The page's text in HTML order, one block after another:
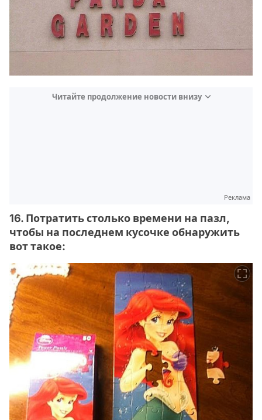
Читайте продолжение новости внизу
Реклама
16. Потратить столько времени на пазл,
чтобы на последнем кусочке обнаружить
вот такое: